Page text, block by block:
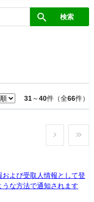
31～40件（全66件）
および受取人情報として登
な方法で通知されます